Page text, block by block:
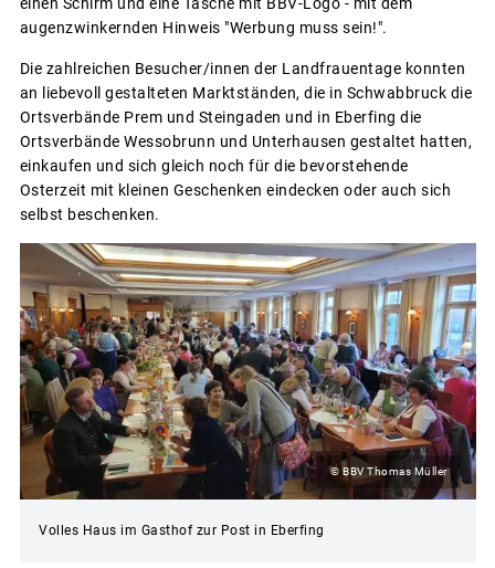
augenzwinkernden Hinweis "Werbung muss sein!".
Die zahlreichen Besucher/innen der Landfrauentage konnten
an liebevoll gestalteten Marktständen, die in Schwabbruck die
Ortsverbände Prem und Steingaden und in Eberfing die
Ortsverbände Wessobrunn und Unterhausen gestaltet hatten,
einkaufen und sich gleich noch für die bevorstehende
Osterzeit mit kleinen Geschenken eindecken oder auch sich
selbst beschenken.
© BBV Thomas Müller
Volles Haus im Gasthof zur Post in Eberfing